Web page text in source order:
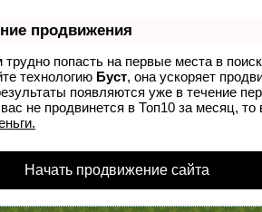
продвижения
попасть на первые места в
технологию Буст, она ускоряет
появляются уже в течение
не продвинется в Топ10 за месяц, то
Начать продвижение сайта